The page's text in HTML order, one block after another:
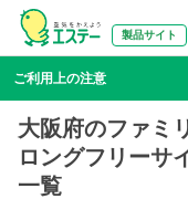
製品サイト
ご利用上の注意
大阪府のファミ
ロングフリーサ
一覧